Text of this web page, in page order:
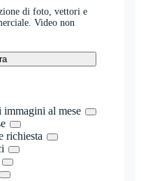
di foto, vettori e
Video non
al mese
richiesta